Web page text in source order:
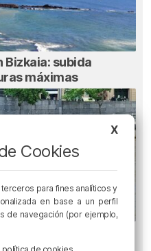
Bizkaia: subida
máximas
vida de una mujer en
X
Cookies
para fines analíticos y
en base a un perfil
de navegación (por ejemplo,